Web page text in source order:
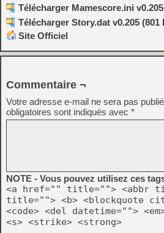
Télécharger Mamescore.ini
Télécharger Story.dat v0.205 (801
Site Officiel
Commentaire ¬
Votre adresse e-mail ne sera pas
obligatoires sont indiqués avec *
NOTE - Vous pouvez utilisez ces
<a href="" title=""> <abbr
title=""> <b> <blockquote
<code> <del datetime="">
<s> <strike> <strong>